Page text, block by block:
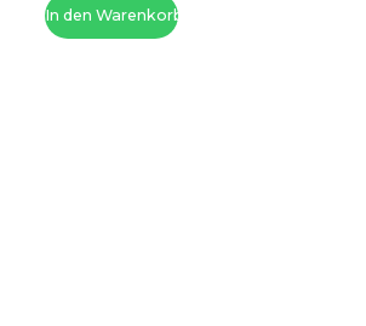
In den Warenkorb